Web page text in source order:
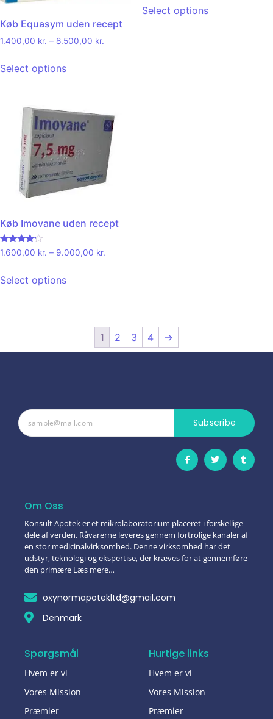
Køb Equasym uden recept
1.400,00 kr. – 8.500,00 kr.
Select options
Select options
Køb Imovane uden recept
Rated
4.00
1.600,00 kr. – 9.000,00 kr.
Select options
1 2 3 4 →
Subscribe
Om Oss
Konsult Apotek er et mikrolaboratorium placeret i forskellige
dele af verden. Råvarerne leveres gennem fortrolige kanaler af
en stor medicinalvirksomhed. Denne virksomhed har det
udstyr, teknologi og ekspertise, der kræves for at gennemføre
den primære Læs mere…
oxynormapotekltd@gmail.com
Denmark
Spørgsmål
Hvem er vi
Vores Mission
Præmier
Hurtige links
Hvem er vi
Vores Mission
Præmier